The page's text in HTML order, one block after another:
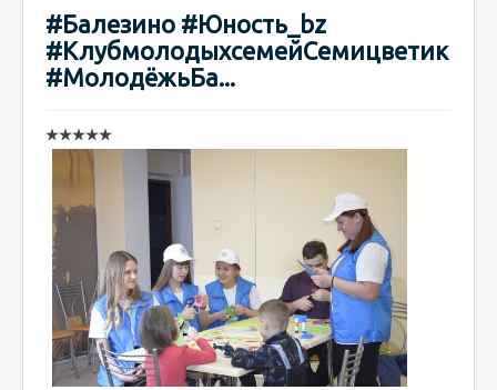
#Балезино #Юность_bz
#КлубмолодыхсемейСемицветик
#МолодёжьБа...